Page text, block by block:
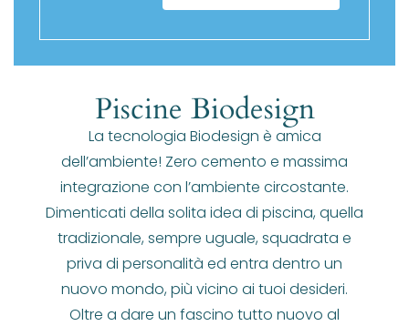
Piscine Biodesign
La tecnologia Biodesign è amica
dell’ambiente! Zero cemento e massima
integrazione con l’ambiente circostante.
Dimenticati della solita idea di piscina, quella
tradizionale, sempre uguale, squadrata e
priva di personalità ed entra dentro un
nuovo mondo, più vicino ai tuoi desideri.
Oltre a dare un fascino tutto nuovo al